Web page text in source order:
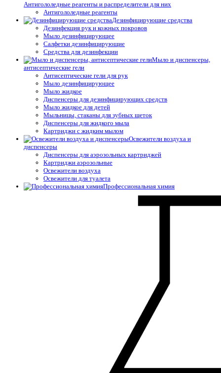
Антигололедные реагенты и распределители для них
Антигололедные реагенты
Дезинфицирующие средства
Дезинфекция рук и кожных покровов
Мыло дезинфицирующее
Салфетки дезинфицирующие
Средства для дезинфекции
Мыло и диспенсеры,
антисептические гели
Антисептические гели для рук
Мыло дезинфицирующее
Мыло жидкое
Диспенсеры для дезинфицирующих средств
Мыло жидкое для детей
Мыльницы, стаканы для зубных щеток
Диспенсеры для жидкого мыла
Картриджи с жидким мылом
Освежители воздуха и
диспенсеры
Диспенсеры для аэрозольных картриджей
Картриджи аэрозольные
Освежители воздуха
Освежители для туалета
Профессиональная химия